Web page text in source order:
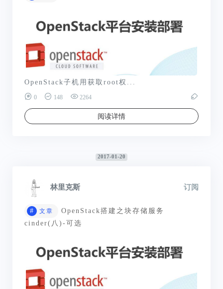
OpenStack子机用获取root权...
0 148 2264
阅读详情
2017-01-20
林里克斯 订阅
# 文章
OpenStack搭建之块存储服务
cinder(八)-可选